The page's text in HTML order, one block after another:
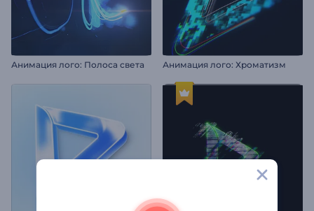
Анимация лого: Полоса света Анимация лого: Хроматизм